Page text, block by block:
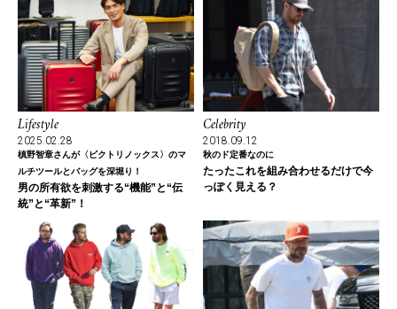
Lifestyle
2025.02.28
槙野智章さんが〈ビクトリノックス〉のマ
ルチツールとバッグを深堀り！
男の所有欲を刺激する“機能”と“伝
統”と“革新”！
Celebrity
2018.09.12
秋のド定番なのに
たったこれを組み合わせるだけで今
っぽく見える？